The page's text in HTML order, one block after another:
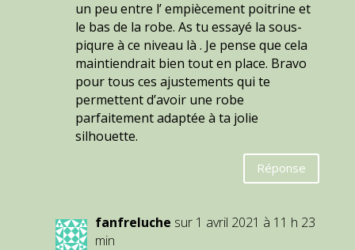
un peu entre l’ empiècement poitrine et
le bas de la robe. As tu essayé la sous-
piqure à ce niveau là . Je pense que cela
maintiendrait bien tout en place. Bravo
pour tous ces ajustements qui te
permettent d’avoir une robe
parfaitement adaptée à ta jolie
silhouette.
Réponse
fanfreluche sur 1 avril 2021 à 11 h 23
min